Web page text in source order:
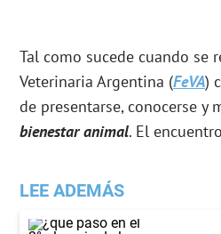
Tal como sucede cuando se
Veterinaria Argentina (FeVA)
de presentarse, conocerse
bienestar animal. El
LEE ADEMÁS